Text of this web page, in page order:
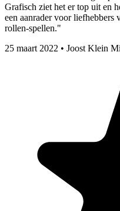
Grafisch ziet het er top uit en
een aanrader voor liefhebbers
rollen-spellen."
25 maart 2022 • Joost Klein